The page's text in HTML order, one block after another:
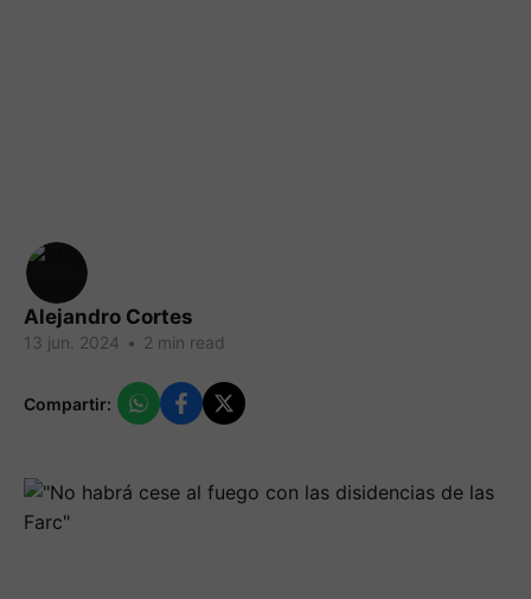
Alejandro Cortes
13 jun. 2024 • 2 min read
Compartir: